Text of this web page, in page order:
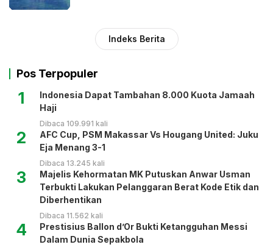
Indeks Berita
Pos Terpopuler
1
Indonesia Dapat Tambahan 8.000 Kuota Jamaah
Haji
Dibaca 109.991 kali
2
AFC Cup, PSM Makassar Vs Hougang United: Juku
Eja Menang 3-1
Dibaca 13.245 kali
3
Majelis Kehormatan MK Putuskan Anwar Usman
Terbukti Lakukan Pelanggaran Berat Kode Etik dan
Diberhentikan
Dibaca 11.562 kali
4
Prestisius Ballon d’Or Bukti Ketangguhan Messi
Dalam Dunia Sepakbola